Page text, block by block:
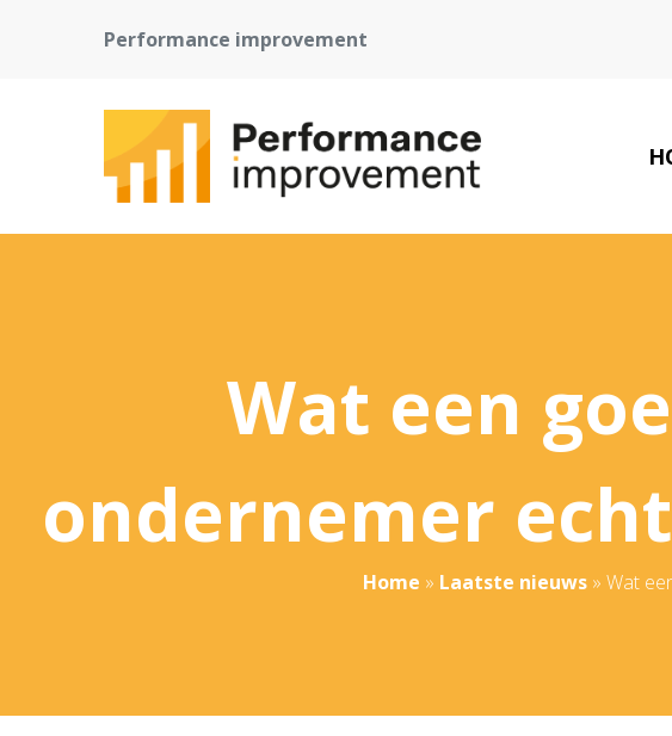
Performance improvement
Wat een
ondernemer
Home » Laatste nieuws » Wat